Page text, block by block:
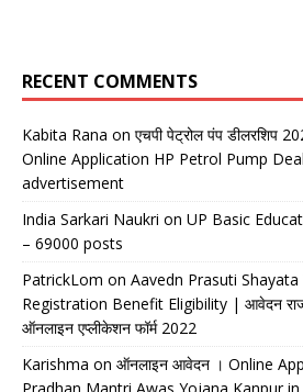
RECENT COMMENTS
Kabita Rana on एचपी पेट्रोल पंप डीलरशिप
Online Application HP Petrol Pump
advertisement
India Sarkari Naukri on UP Basic
– 69000 posts
PatrickLom on Aavedn Prasuti
Registration Benefit Eligibility | आवेदन
ऑनलाइन एप्लीकेशन फॉर्म 2022
Karishma on ऑनलाइन आवेदन । Online